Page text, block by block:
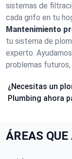
sistemas de
cada grifo en tu
Mantenimiento
tu sistema de
experto.
problemas futuros,
¿Necesitas un
Plumbing ahora
ÁREAS